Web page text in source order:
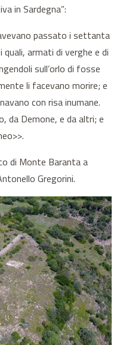
in Sardegna”:
passato i settanta
armati di verghe e di
sull’orlo di fosse
li facevano morire; e
con risa inumane.
da Demone, e da altri; e
di Monte Baranta a
Gregorini.